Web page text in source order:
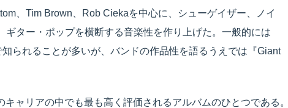
、Tim Brown、Rob Ciekaを中心に、シューゲイザー、ノイ
ギター・ポップを横断する音楽性を作り上げた。一般的には
られることが多いが、バンドの作品性を語るうえでは『Giant
キャリアの中でも最も高く評価されるアルバムのひとつである。